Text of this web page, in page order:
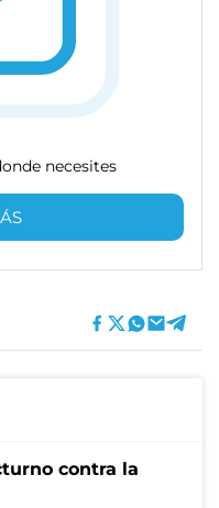
necesites
contra la